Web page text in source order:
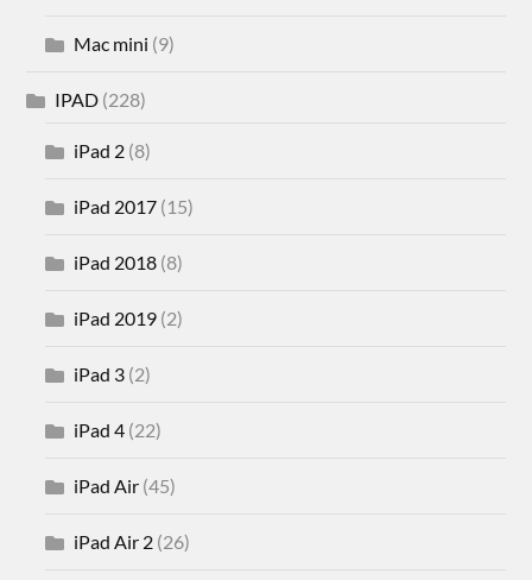
Mac mini (9)
IPAD (228)
iPad 2 (8)
iPad 2017 (15)
iPad 2018 (8)
iPad 2019 (2)
iPad 3 (2)
iPad 4 (22)
iPad Air (45)
iPad Air 2 (26)